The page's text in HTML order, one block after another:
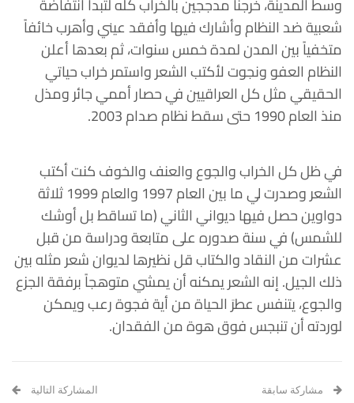
شعبية ضد النظام وأشارك فيها وأفقد عيني وأهرب خائفاً
متخفياً بين المدن لمدة خمس سنوات، ثم بعدها أعلن
النظام العفو ونجوت لأكتب الشعر واستمر خراب حياتي
الحقيقي مثل كل العراقيين في حصار أممي جائر ومذل
منذ العام 1990 حتى سقط نظام صدام 2003.
في ظل كل الخراب والجوع والعنف والخوف كنت أكتب
الشعر وصدرت لي ما بين العام 1997 والعام 1999 ثلاثة
دواوين حصل فيها ديواني الثاني (ما تساقط بل أوشك
للشمس) في سنة صدوره على متابعة ودراسة من قبل
عشرات من النقاد والكتاب قل نظيرها لديوان شعر مثله بين
ذلك الجيل. إنه الشعر يمكنه أن يمشي متوهجاً برفقة الجزع
والجوع، يتنفس عطرَ الحياة من أية فجوة رعب ويمكن
لوردته أن تنبجس فوق هوة من الفقدان.
مشاركة سابقة المشاركة التالية